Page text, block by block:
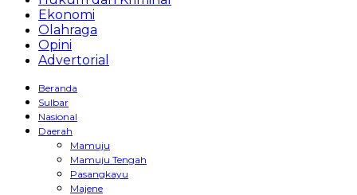
Ekonomi
Olahraga
Opini
Advertorial
Beranda
Sulbar
Nasional
Daerah
Mamuju
Mamuju Tengah
Pasangkayu
Majene